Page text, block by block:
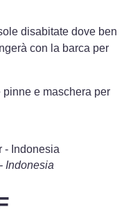
disabitate dove ben
con la barca per
e maschera per
Indonesia